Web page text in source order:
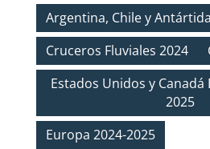
Argentina, Chile y Antártida
Cruceros Fluviales 2024
Estados Unidos y
2025
Europa 2024-2025